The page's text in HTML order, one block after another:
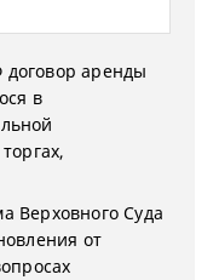
договор аренды
в
Верховного Суда
от